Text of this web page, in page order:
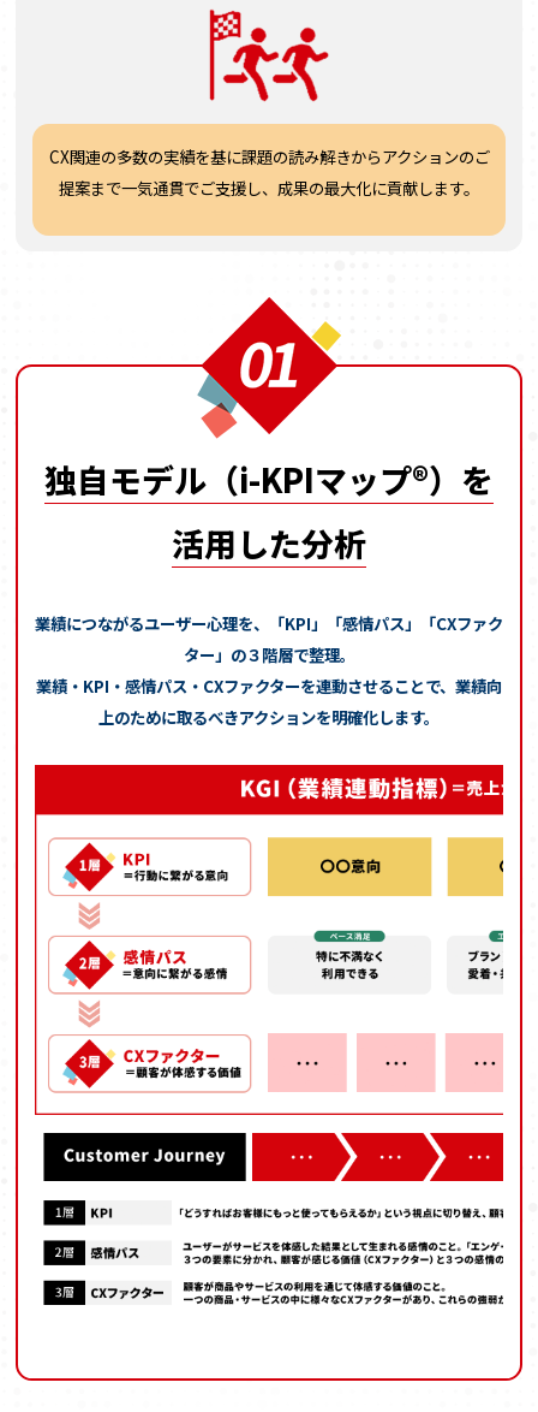
CX関連の多数の実績を基に課題の読み解きからアクションのご
提案まで一気通貫でご支援し、 成果の最大化に貢献します。
独自モデル（i-KPIマップ®）を
活用した分析
業績につながるユーザー心理を、「KPI」「感情パス」「CXファク
ター」の３階層で整理。
業績・KPI・感情パス・CXファクターを連動させることで、業績向
上のために取るべきアクションを明確化します。